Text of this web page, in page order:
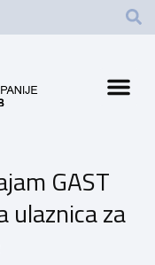
GAST
ulaznica za